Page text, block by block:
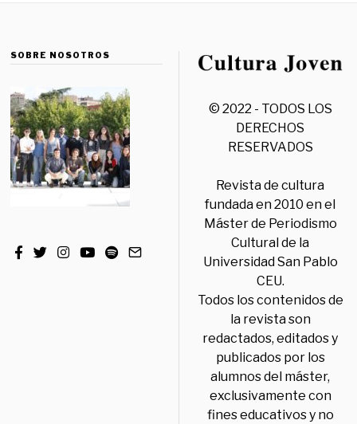
SOBRE NOSOTROS
© 2022 - TODOS LOS
DERECHOS
RESERVADOS
Revista de cultura
fundada en 2010 en el
Máster de Periodismo
Cultural de la
Universidad San Pablo
CEU.
Todos los contenidos de
la revista son
redactados, editados y
publicados por los
alumnos del máster,
exclusivamente con
fines educativos y no